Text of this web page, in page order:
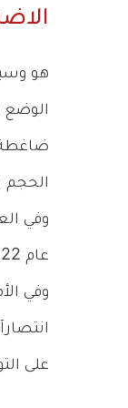
هو
الوضع
ضاغطة
الحجم
وفي
عام 1922 ابان الانتداب البريطاني لبلاده .
وفي
على